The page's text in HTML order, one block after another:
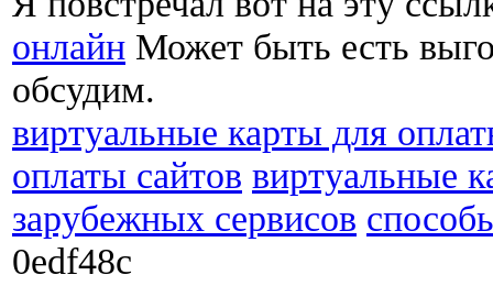
онлайн Может быть есть
обсудим.
виртуальные карты для
оплаты сайтов виртуальные
зарубежных сервисов
0edf48c